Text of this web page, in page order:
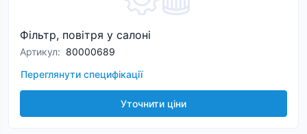
Фільтр, повітря у салоні
Артикул: 80000689
Переглянути специфікації
Уточнити ціни